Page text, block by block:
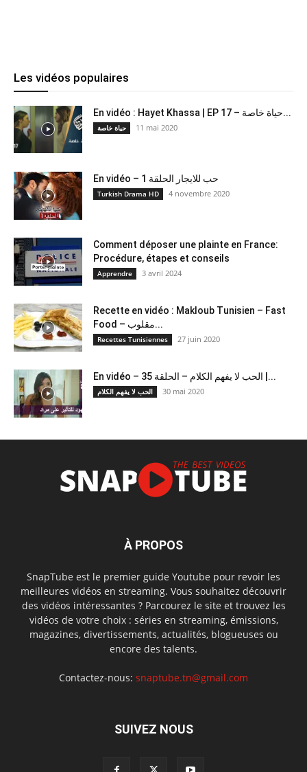
Les vidéos populaires
En vidéo : Hayet Khassa | EP 17 – حياة خاصة...
حياة خاصة 11 mai 2020
En vidéo – حب للايجار الحلقة 1
Turkish Drama HD 4 novembre 2020
Comment déposer une plainte en France:
Procédure, étapes et conseils
Apprendre 3 avril 2024
Recette en vidéo : Makloub Tunisien – Fast
Food – مقلوب...
Recettes Tunisiennes 27 juin 2020
En vidéo – الحب لا يفهم الكلام – الحلقة 35 |...
الحب لا يفهم الكلام 30 mai 2020
À PROPOS
SnapTube est le premier guide Youtube pour revoir les
meilleures vidéos en streaming. Vous souhaitez découvrir
des vidéos intéressantes ? Parcourez le site et trouvez les
vidéos de votre choix : séries en streaming, émissions,
magazines, divertissements, actualités, blogueuses ou
encore des talents.
Contactez-nous: snaptube.tn@gmail.com
SUIVEZ NOUS